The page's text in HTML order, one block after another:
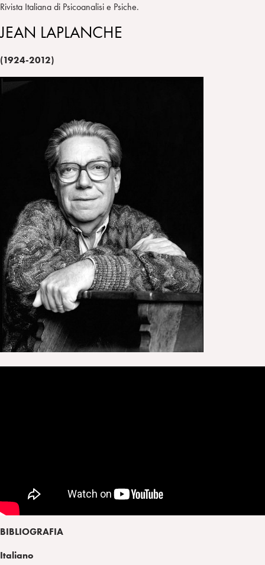
Rivista Italiana di Psicoanalisi e Psiche.
JEAN LAPLANCHE
(1924-2012)
BIBLIOGRAFIA
Italiano